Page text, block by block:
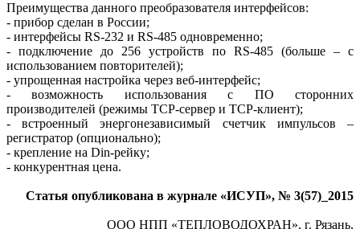
Преимущества данного преобразователя интерфейсов:
- прибор сделан в России;
- интерфейсы RS‑232 и RS‑485 одновременно;
- подключение до 256 устройств по RS‑485 (больше – с
использованием повторителей);
- упрощенная настройка через веб-интерфейс;
- возможность использования с ПО сторонних
производителей (режимы TCP-сервер и TCP-клиент);
- встроенный энергонезависимый счетчик импульсов –
регистратор (опционально);
- крепление на Din-рейку;
- конкурентная цена.
Статья опубликована в журнале «ИСУП», № 3(57)_2015
ООО НПП «ТЕПЛОВОДОХРАН», г. Рязань,